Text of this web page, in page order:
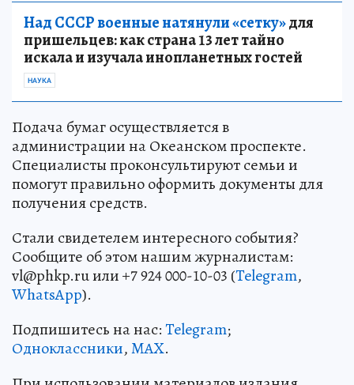
Над СССР военные натянули «сетку»для
пришельцев: как страна 13 лет тайно
искала и изучала инопланетных гостей
НАУКА
Подача бумаг осуществляется в
администрации на Океанском проспекте.
Специалисты проконсультируют семьи и
помогут правильно оформить документы для
получения средств.
Стали свидетелем интересного события?
Сообщите об этом нашим журналистам:
vl@phkp.ru или +7 924 000-10-03 (Telegram,
WhatsApp).
Подпишитесь на нас:Telegram;
Одноклассники,MAX.